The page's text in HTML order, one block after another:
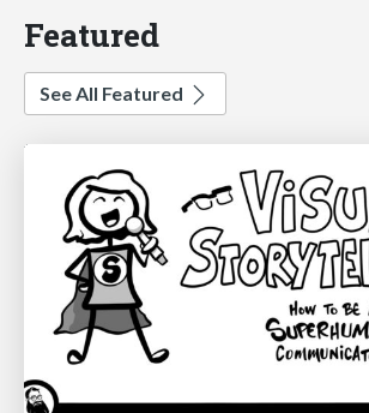
Featured
See All Featured